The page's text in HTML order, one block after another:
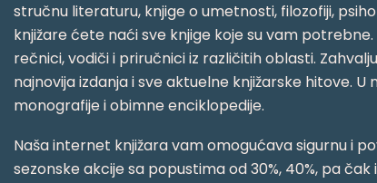
stručnu literaturu, knjige o umetnosti, filozofiji,
knjižare ćete naći sve knjige koje su vam
rečnici, vodiči i priručnici iz različitih oblasti.
najnovija izdanja i sve aktuelne knjižarske hitove.
monografije i obimne enciklopedije.
Naša internet knjižara vam omogućava sigurnu i
sezonske akcije sa popustima od 30%, 40%, pa čak i